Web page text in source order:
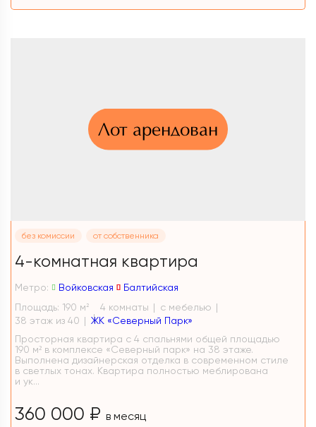
Лот арендован
без комиссии от собственника
4-комнатная квартира
Метро: Войковская
Балтийская
Площадь: 190 м 2 4 комнаты
с мебелью
38 этаж из 40
ЖК «Северный Парк»
Просторная квартира с 4 спальнями общей площадью
190 м² в комплексе «Северный парк» на 38 этаже.
Выполнена дизайнерская отделка в современном стиле
в светлых тонах. Квартира полностью меблирована
и ук...
360 000 ₽ в месяц